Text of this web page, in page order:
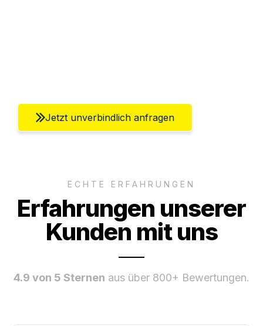
Jetzt unverbindlich anfragen
ECHTE ERFAHRUNGEN
Erfahrungen unserer
Kunden mit uns
4.9 von 5 Sternen aus über 800+ Bewertungen.